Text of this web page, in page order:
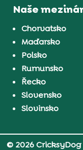
Naše
Chorvatsko
Maďarsko
Polsko
Rumunsko
Řecko
Slovensko
Slovinsko
© 2026